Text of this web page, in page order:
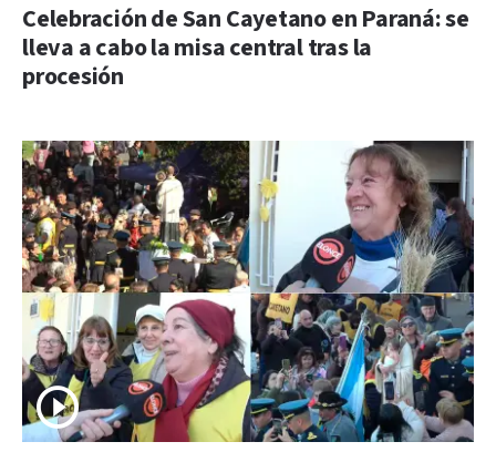
Celebración de San Cayetano en Paraná: se
lleva a cabo la misa central tras la
procesión